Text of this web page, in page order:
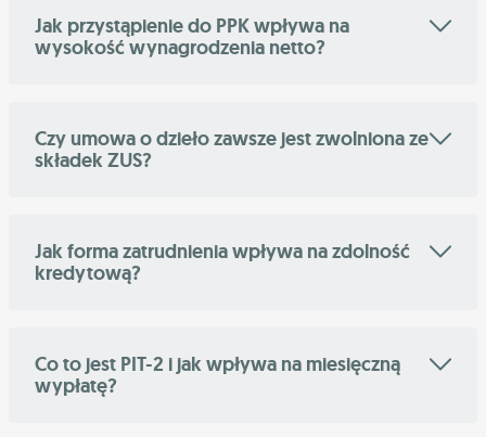
Jak przystąpienie do PPK wpływa na
wysokość wynagrodzenia netto?
Czy umowa o dzieło zawsze jest zwolniona ze
składek ZUS?
Jak forma zatrudnienia wpływa na zdolność
kredytową?
Co to jest PIT-2 i jak wpływa na miesięczną
wypłatę?